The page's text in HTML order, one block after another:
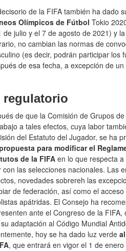
de la FIFA también ha dado
Olímpicos de Fútbol Tokio
de julio y el 7 de agosto de 2021) y
no cambian las normas de
(es decir, podrán participar los
de esa fecha, a excepción de
regulatorio
de que la Comisión de Grupos
a tales efectos, cuya labor
del Estatuto del Jugador, se ha
para modificar el
de la FIFAen lo que respecta a
con las selecciones nacionales. Las
novedades sobrereh las
de federación, así como el
apátridas. El Consejo ha
ante el Congreso de la
adaptación al Código Mundial
hoy se ha dado luz verde
, que entrará en vigor el 1 de enero